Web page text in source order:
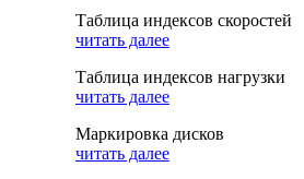
Таблица индексов скоростей
читать далее
Таблица индексов нагрузки
читать далее
Маркировка дисков
читать далее